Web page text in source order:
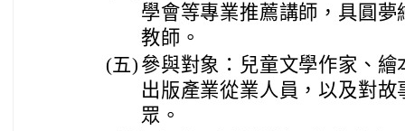
學會等專業推薦講師，具圓
教師。
(五) 參與對象：兒童文學作家、
出版產業從業人員，以及對
眾。